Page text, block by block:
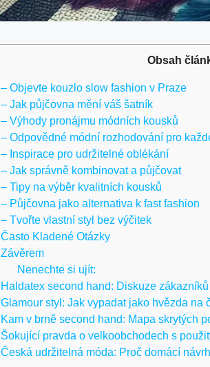
Obsah
– Objevte kouzlo slow fashion v Praze
– Jak půjčovna mění váš šatník
– Výhody pronájmu módních kousků
– Odpovědné módní rozhodování pro
– Inspirace pro udržitelné oblékání
– Jak správně kombinovat a půjčovat
– Tipy na výběr kvalitních kousků
– Půjčovna jako alternativa k fast fashion
– Tvořte vlastní styl bez výčitek
Často Kladené Otázky
Závěrem
Nenechte si ujít:
Haldatex second hand: Diskuze
Glamour styl: Jak vypadat jako hvězda na
Kam v brně second hand: Mapa skrytých
Šokující pravda o velkoobchodech s
Česká udržitelná móda: Proč domácí